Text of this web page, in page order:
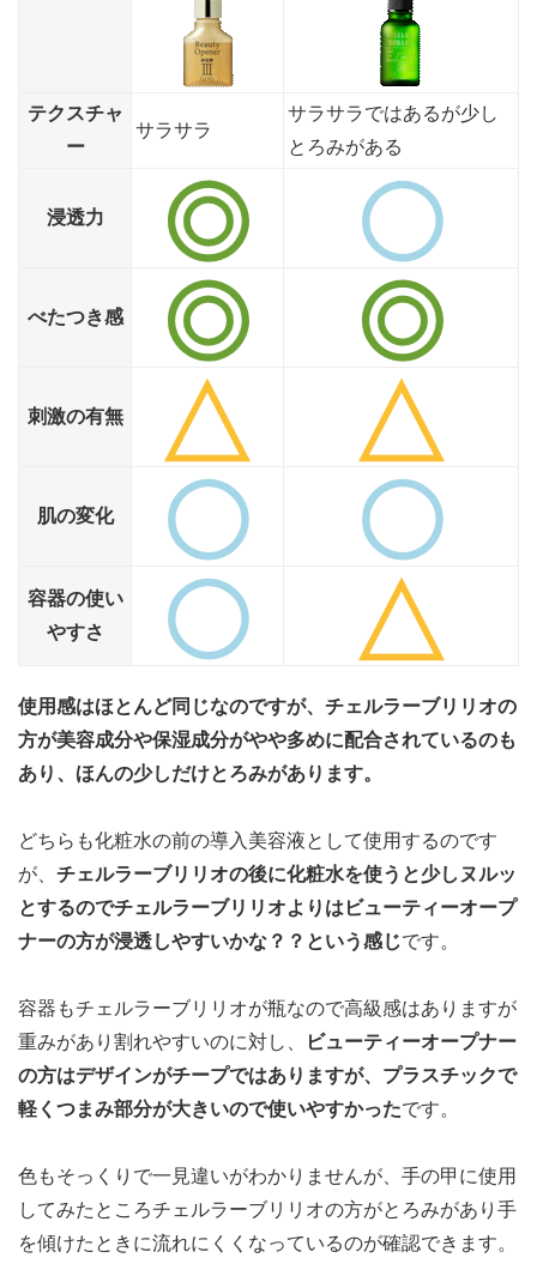
テクスチャ
ー
サラサラ
サラサラではあるが少し
とろみがある
浸透力
べたつき感
刺激の有無
肌の変化
容器の使い
やすさ
使用感はほとんど同じなのですが、チェルラーブリリオの
方が美容成分や保湿成分がやや多めに配合されているのも
あり、ほんの少しだけとろみがあります。
どちらも化粧水の前の導入美容液として使用するのです
が、 チェルラーブリリオの後に化粧水を使うと少しヌルッ
とするのでチェルラーブリリオよりはビューティーオープ
ナーの方が浸透しやすいかな？？という感じです。
容器もチェルラーブリリオが瓶なので高級感はありますが
重みがあり割れやすいのに対し、
ビューティーオープナー
の方はデザインがチープではありますが、プラスチックで
軽くつまみ部分が大きいので使いやすかったです。
色もそっくりで一見違いがわかりませんが、手の甲に使用
してみたところチェルラーブリリオの方がとろみがあり手
を傾けたときに流れにくくなっているのが確認できます。